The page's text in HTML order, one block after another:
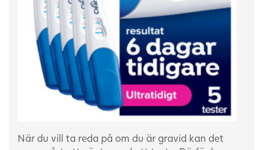
När du vill ta reda på om du är gravid kan det